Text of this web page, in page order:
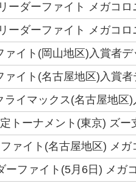
ーダーファイト メガコ
ーダーファイト メガコ
イト(岡山地区)入賞者
イト(名古屋地区)入賞
イマックス(名古屋地
トーナメント(東京) ズー
ァイト(名古屋地区) メ
ーファイト(5月6日) メガ